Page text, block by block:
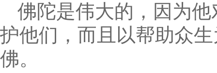
佛陀是伟大的，因为
护他们，而且以帮助众
佛。